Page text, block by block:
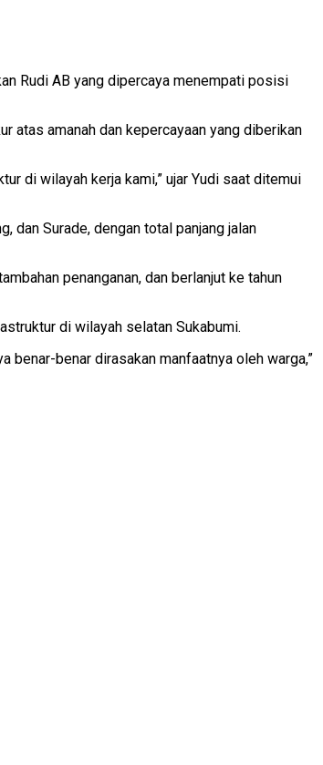
Rudi AB yang dipercaya menempati posisi
atas amanah dan kepercayaan yang diberikan
di wilayah kerja kami,” ujar Yudi saat ditemui
dan Surade, dengan total panjang jalan
penanganan, dan berlanjut ke tahun
di wilayah selatan Sukabumi.
benar-benar dirasakan manfaatnya oleh warga,”